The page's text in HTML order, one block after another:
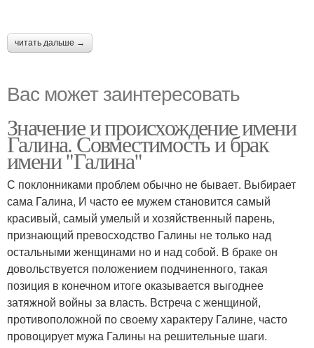
читать дальше →
Вас может заинтересовать
Значение и происхождение имени
Галина. Совместимость и брак
имени "Галина"
С поклонниками проблем обычно не бывает. Выбирает
сама Галина, И часто ее мужем становится самый
красивый, самый умелый и хозяйственный парень,
признающий превосходство Галины не только над
остальными женщинами но и над собой. В браке он
довольствуется положением подчиненного, такая
позиция в конечном итоге оказывается выгоднее
затяжной войны за власть. Встреча с женщиной,
противоположной по своему характеру Галине, часто
провоцирует мужа Галины на решительные шаги.